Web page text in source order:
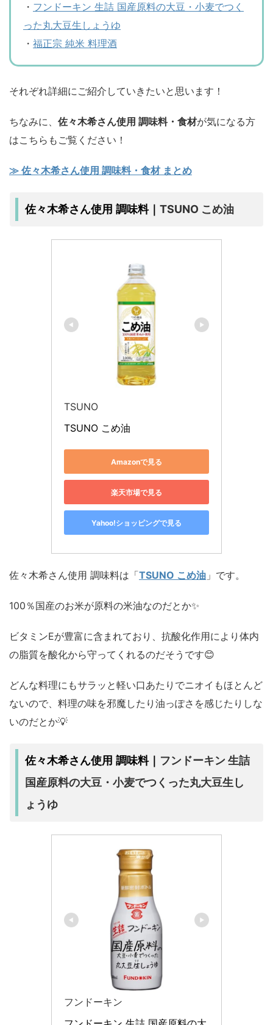
・ フンドーキン 生詰 国産原料の大豆・小麦でつく
った丸大豆生しょうゆ
・ 福正宗 純米 料理酒
それぞれ詳細にご紹介していきたいと思います！
ちなみに、 佐々木希さん使用 調味料・食材が気になる方
はこちらもご覧ください！
≫ 佐々木希さん使用 調味料・食材 まとめ
佐々木希さん使用 調味料｜TSUNO こめ油
TSUNO
TSUNO こめ油
Amazonで見る
楽天市場で見る
Yahoo!ショッピングで見る
佐々木希さん使用 調味料は「TSUNO こめ油 」です。
100％国産のお米が原料の米油なのだとか✨
ビタミンEが豊富に含まれており、抗酸化作用により体内
の脂質を酸化から守ってくれるのだそうです😊
どんな料理にもサラッと軽い口あたりでニオイもほとんど
ないので、料理の味を邪魔したり油っぽさを感じたりしな
いのだとか💡
佐々木希さん使用 調味料｜ フンドーキン 生詰
国産原料の大豆・小麦でつくった丸大豆生し
ょうゆ
フンドーキン